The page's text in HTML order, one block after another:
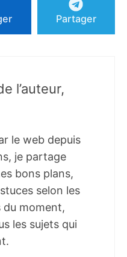
Partager
l’auteur,
le web depuis
je partage
bons plans,
selon les
du moment,
les sujets qui